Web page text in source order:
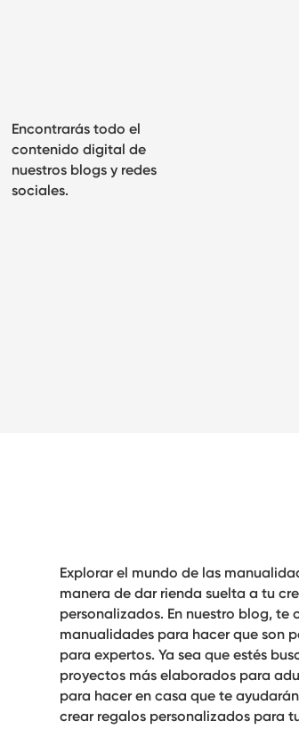
Encontrarás todo el
contenido digital de
nuestros blogs y redes
sociales.
Explorar el mundo de las
manera de dar rienda suelta a tu
personalizados. En nuestro blog,
manualidades para hacerque son
para expertos. Ya sea que estés
proyectos más elaborados para
para hacer en casa que te
crear regalos personalizados para